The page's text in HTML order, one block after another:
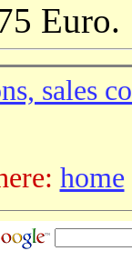
Euro.
sales
home